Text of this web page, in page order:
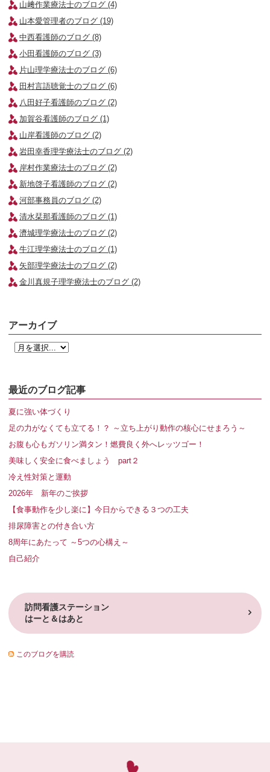
山﨑作業療法士のブログ (4)
山本愛管理者のブログ (19)
中西看護師のブログ (8)
小田看護師のブログ (3)
片山理学療法士のブログ (6)
田村言語聴覚士のブログ (6)
八田好子看護師のブログ (2)
加賀谷看護師のブログ (1)
山岸看護師のブログ (2)
岩田幸香理学療法士のブログ (2)
岸村作業療法士のブログ (2)
新地啓子看護師のブログ (2)
河部事務員のブログ (2)
清水栞那看護師のブログ (1)
濟城理学療法士のブログ (2)
牛江理学療法士のブログ (1)
矢部理学療法士のブログ (2)
金川真規子理学療法士のブログ (2)
アーカイブ
最近のブログ記事
夏に強い体づくり
足の力がなくても立てる！？ ～立ち上がり動作の核心にせまろう～
お腹も心もガソリン満タン！燃費良く外へレッツゴー！
美味しく安全に食べましょう part２
冷え性対策と運動
2026年 新年のご挨拶
【食事動作を少し楽に】今日からできる３つの工夫
排尿障害との付き合い方
8周年にあたって ～5つの心構え～
自己紹介
訪問看護ステーション
はーと＆はあと
このブログを購読